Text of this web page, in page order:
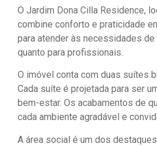
O Jardim Dona Cilla Residence,
combine conforto e praticidade
para atender às necessidades
quanto para profissionais.
O imóvel conta com duas suítes
Cada suíte é projetada para ser
bem-estar. Os acabamentos de
cada ambiente agradável e
A área social é um dos